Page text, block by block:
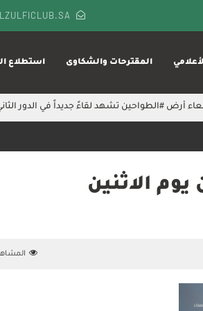
المقترحات والشكاوى استطلاع
أرض ⁧‫#الطواحين‬⁩ تشهد لقاءً جديداً في الدور
الاثنين